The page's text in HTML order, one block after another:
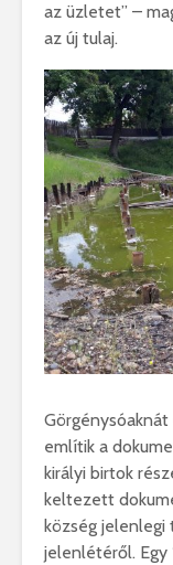
az üzletet” –
az új tulaj.
említik a
királyi birtok
keltezett
község
jelenlétéről.